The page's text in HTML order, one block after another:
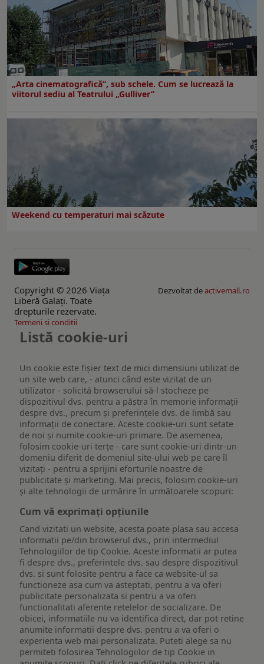
„Arta cinematografică”, sub schele. Cum se lucrează la
viitorul sediu al Teatrului „Gulliver”
Weekend cu temperaturi mai scăzute
Copyright © 2026 Viaţa
Liberă Galaţi. Toate
drepturile rezervate.
Dezvoltat deactivemall.ro
Termeni si conditii
Listă cookie-uri
Un cookie este fişier text de mici dimensiuni utilizat de
un site web care, - atunci când este vizitat de un
utilizator - solicită browserului să-l stocheze pe
dispozitivul dvs. pentru a păstra în memorie informații
despre dvs., precum și preferințele dvs. de limbă sau
informații de conectare. Aceste cookie-uri sunt setate
de noi și numite cookie-uri primare. De asemenea,
folosim cookie-uri terțe - care sunt cookie-uri dintr-un
domeniu diferit de domeniul site-ului web pe care îl
vizitați - pentru a sprijini eforturile noastre de
publicitate și marketing. Mai precis, folosim cookie-uri
și alte tehnologii de urmărire în următoarele scopuri:
Cum vă exprimați opțiunile
Cand vizitati un website, acesta poate plasa sau accesa
informatii pe/din browserul dvs., prin intermediul
Tehnologiilor de tip Cookie. Aceste informatii ar putea
fi despre dvs., preferintele dvs. sau despre dispozitivul
dvs. si sunt folosite pentru a face ca website-ul sa
functioneze asa cum va asteptati, pentru a va oferi
publicitate personalizata si pentru a va oferi
functionalitati aferente retelelor de socializare. De
obicei, informatiile nu va identifica direct, dar pot retine
anumite informatii despre dvs. pentru a va oferi o
experienta web mai personalizata. Puteti alege sa nu
permiteti folosirea Tehnologiilor de tip Cookie in